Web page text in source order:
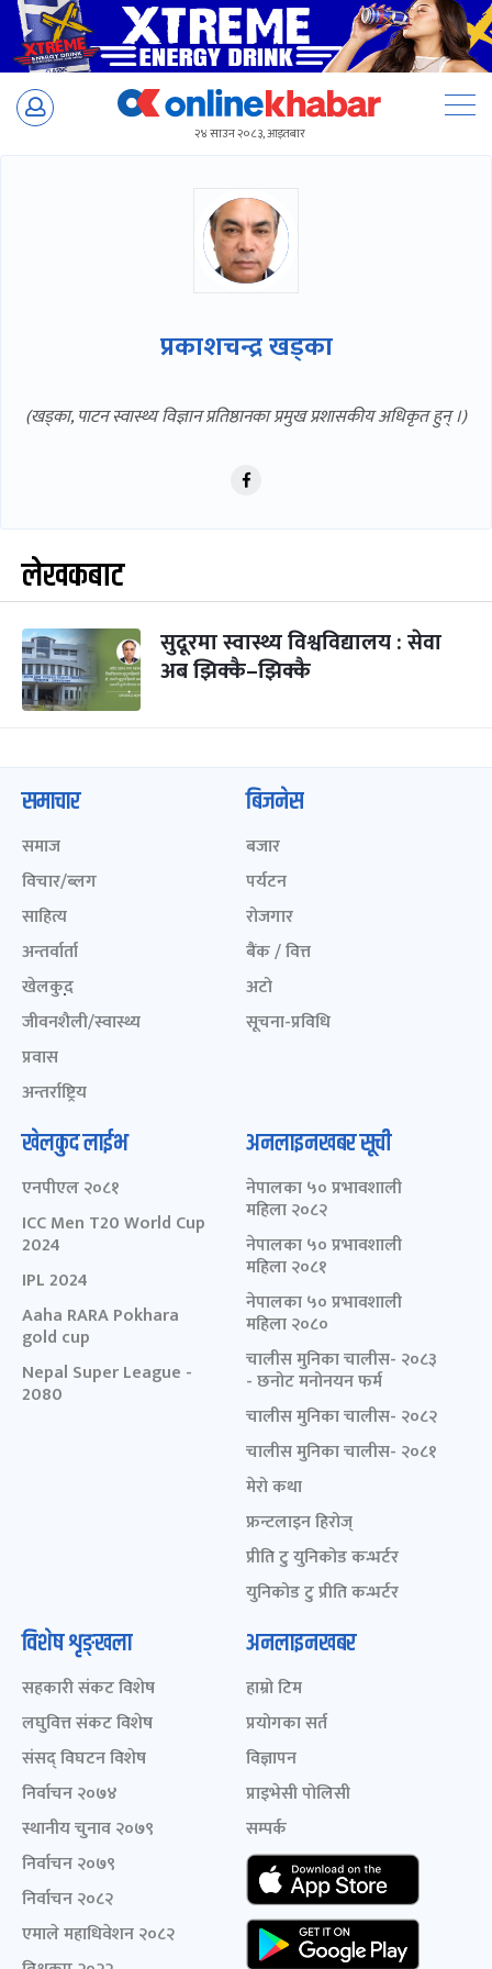
Skip
२४ साउन २०८३, आइतबार
प्रकाशचन्द्र खड्का
(खड्का, पाटन स्वास्थ्य विज्ञान प्रतिष्ठानका प्रमुख प्रशासकीय अधिकृत हुन् ।)
लेखकबाट
सुदूरमा स्वास्थ्य विश्वविद्यालय : सेवा
अब झिक्कै–झिक्कै
समाचार
समाज
विचार/ब्लग
साहित्य
अन्तर्वार्ता
खेलकुद़़
जीवनशैली/स्वास्थ्य
प्रवास
अन्तर्राष्ट्रिय
बिजनेस
बजार
पर्यटन
रोजगार
बैंक / वित्त
अटो
सूचना-प्रविधि
खेलकुद लाईभ
एनपीएल २०८१
ICC Men T20 World Cup
2024
IPL 2024
Aaha RARA Pokhara
gold cup
Nepal Super League -
2080
अनलाइनखबर सूची
नेपालका ५० प्रभावशाली
महिला २०८२
नेपालका ५० प्रभावशाली
महिला २०८१
नेपालका ५० प्रभावशाली
महिला २०८०
चालीस मुनिका चालीस- २०८३
- छनोट मनोनयन फर्म
चालीस मुनिका चालीस- २०८२
चालीस मुनिका चालीस- २०८१
मेरो कथा
फ्रन्टलाइन हिरोज्
प्रीति टु युनिकोड कन्भर्टर
युनिकोड टु प्रीति कन्भर्टर
विशेष शृङ्खला
सहकारी संकट विशेष
लघुवित्त संकट विशेष
संसद् विघटन विशेष
निर्वाचन २०७४
स्थानीय चुनाव २०७९
निर्वाचन २०७९
निर्वाचन २०८२
एमाले महाधिवेशन २०८२
अनलाइनखबर
हाम्रो टिम
प्रयोगका सर्त
विज्ञापन
प्राइभेसी पोलिसी
सम्पर्क